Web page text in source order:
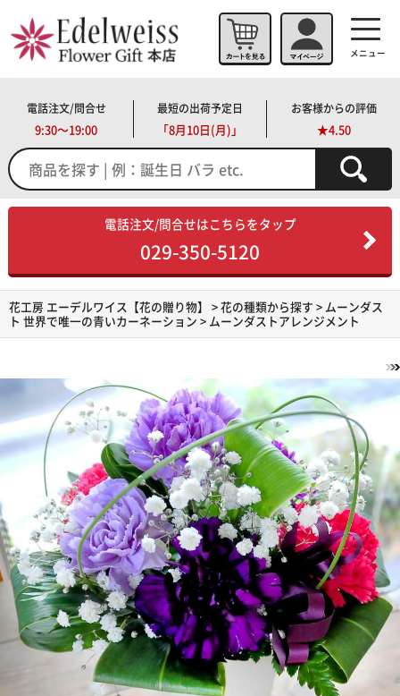
メニュー
電話注文/問合せ
9:30～19:00
最短の出荷予定日
「8月10日(月)」
お客様からの評価
★4.50
電話注文/問合せはこちらをタップ
029-350-5120
花工房 エーデルワイス【花の贈り物】 >花の種類から探す > ムーンダス
ト 世界で唯一の青いカーネーション > ムーンダストアレンジメント